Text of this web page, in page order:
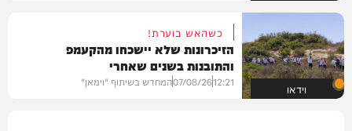
וידאו
כשהאש בוערת!
הזיכרונות שלא יישכחו מהקעמפ
והתובנות בשנים שאחרי
12:21
07/08/26המחדש בשיתוף "וימאן"